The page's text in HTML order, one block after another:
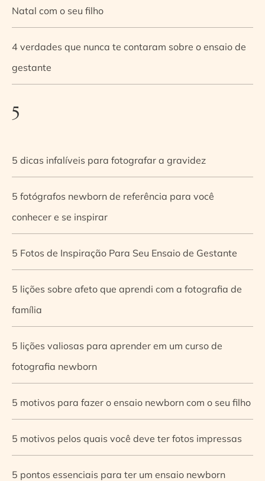
Natal com o seu filho
4 verdades que nunca te contaram sobre o ensaio de
gestante
5
5 dicas infalíveis para fotografar a gravidez
5 fotógrafos newborn de referência para você
conhecer e se inspirar
5 Fotos de Inspiração Para Seu Ensaio de Gestante
5 lições sobre afeto que aprendi com a fotografia de
família
5 lições valiosas para aprender em um curso de
fotografia newborn
5 motivos para fazer o ensaio newborn com o seu filho
5 motivos pelos quais você deve ter fotos impressas
5 pontos essenciais para ter um ensaio newborn